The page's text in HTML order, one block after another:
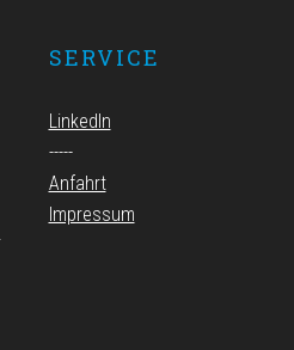
SERVICE
LinkedIn
-----
Anfahrt
Impressum